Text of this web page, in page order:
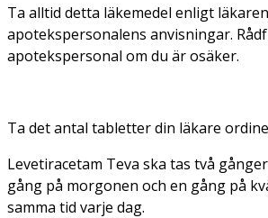
Ta alltid detta läkemedel enligt
apotekspersonalens anvisningar.
apotekspersonal om du är osäker.
Ta det antal tabletter din läkare
Levetiracetam Teva ska tas två
gång på morgonen och en gång på
samma tid varje dag.